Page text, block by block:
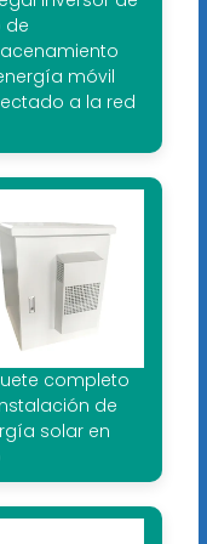
de
móvil
a la red
completo
de
solar en